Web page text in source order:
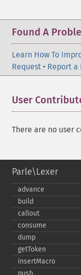
Found A
Learn How To
Request • Report a
User
There are no user
Parle\Lexer
advance
build
callout
consume
dump
getToken
insertMacro
push